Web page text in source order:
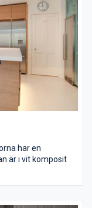
har en
är i vit komposit
belysning